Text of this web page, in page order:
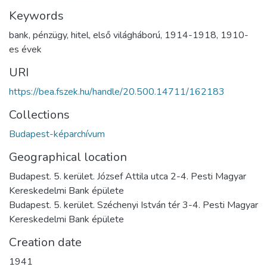
Keywords
bank, pénzügy, hitel, első világháború, 1914-1918, 1910-
es évek
URI
https://bea.fszek.hu/handle/20.500.14711/162183
Collections
Budapest-képarchívum
Geographical location
Budapest. 5. kerület. József Attila utca 2-4. Pesti Magyar
Kereskedelmi Bank épülete
Budapest. 5. kerület. Széchenyi István tér 3-4. Pesti Magyar
Kereskedelmi Bank épülete
Creation date
1941